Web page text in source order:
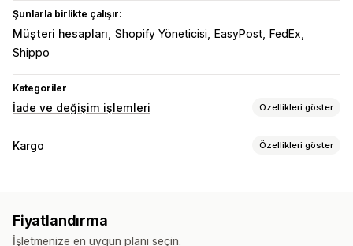
Şunlarla birlikte çalışır:
Müşteri hesapları Shopify Yöneticisi EasyPost
FedEx
Shippo
Kategoriler
İade ve değişim işlemleri Özellikleri göster
İade seçenekleri
İade yönetimi
Kargo Özellikleri göster
Kargoları yönetme
Fiyatlandırma
İşletmenize en uygun planı seçin.